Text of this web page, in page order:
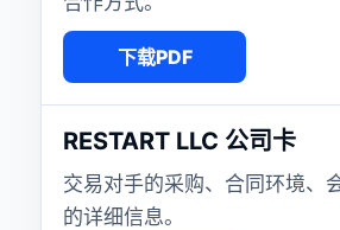
下载PDF
RESTART LLC 公司卡
交易对手的采购、合同环境、
的详细信息。